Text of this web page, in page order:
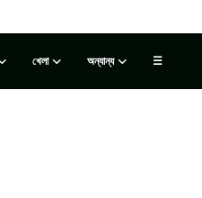
খেলা অন্যান্য ☰